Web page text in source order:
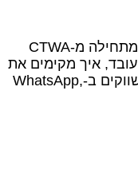
Click-to-WhatsApp Ads (CTWA) הן מודעות בפייסבוק ובאינסטגרם שלחיצה עליהן פותחת שיחה ישירה ב‑WhatsApp עם העסק. Meta מגדירה את השיחה שמתחילה מ‑CTWA
כ‑Free Entry Point Conversation, כלומר חלון חינם מורחב לעומת חלון השיחה הרגיל בן 24 השעות, לפי מדיניות Meta הנוכחית. במאמר מוסבר איך CTWA עובד, איך מקימים את
המודעה ב‑Meta Ads Manager, איך Mumble קולטת את נתוני הייחוס, איך משתמשים בהם באוטומציות ובצ’אטבוט, ומה המגבלות שצריך להכיר. אם אתם משווקים ב‑WhatsApp,